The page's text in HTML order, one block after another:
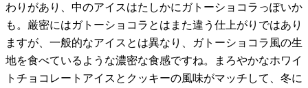
わりがあり、中のアイスはたしかにガトーショコラっぽいか
も。厳密にはガトーショコラとはまた違う仕上がりではあり
ますが、一般的なアイスとは異なり、ガトーショコラ風の生
地を食べているような濃密な食感ですね。まろやかなホワイ
トチョコレートアイスとクッキーの風味がマッチして、冬に